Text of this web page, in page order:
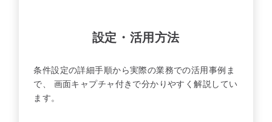
設定・活用方法
条件設定の詳細手順から実際の業務での活用事例ま
で、 画面キャプチャ付きで分かりやすく解説してい
ます。